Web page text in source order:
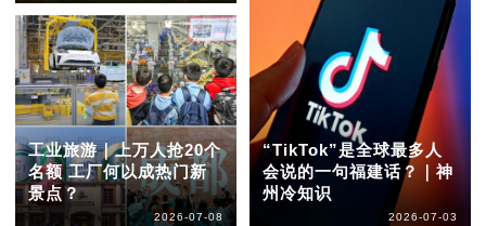
工业旅游｜上万人抢20个
名额 工厂何以成热门新
景点？
2026-07-08
“TikTok”是全球最多人
会说的一句福建话？｜神
州冷知识
2026-07-03